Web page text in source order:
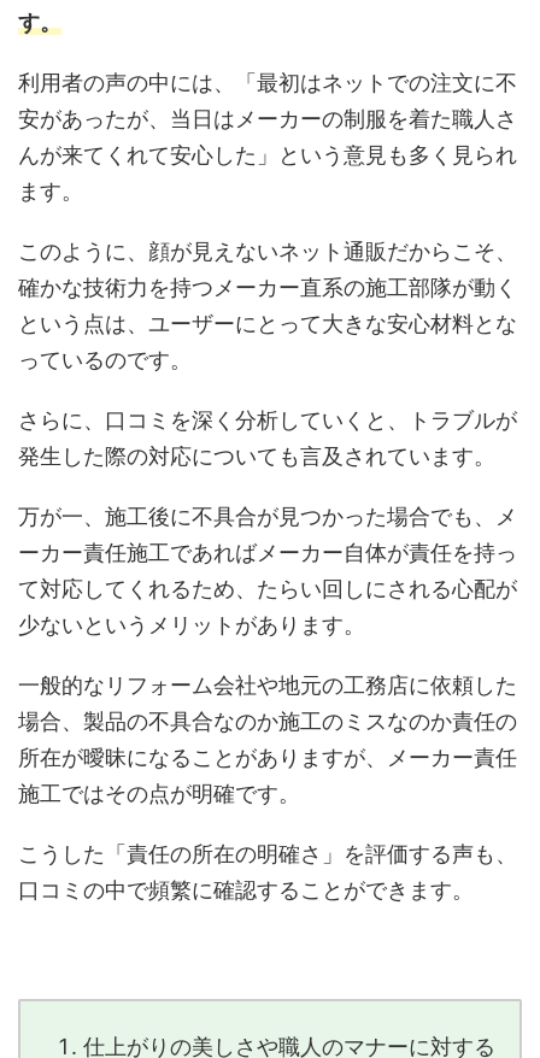
す。
利用者の声の中には、「最初はネットでの注文に不
安があったが、当日はメーカーの制服を着た職人さ
んが来てくれて安心した」という意見も多く見られ
ます。
このように、顔が見えないネット通販だからこそ、
確かな技術力を持つメーカー直系の施工部隊が動く
という点は、ユーザーにとって大きな安心材料とな
っているのです。
さらに、口コミを深く分析していくと、トラブルが
発生した際の対応についても言及されています。
万が一、施工後に不具合が見つかった場合でも、メ
ーカー責任施工であればメーカー自体が責任を持っ
て対応してくれるため、たらい回しにされる心配が
少ないというメリットがあります。
一般的なリフォーム会社や地元の工務店に依頼した
場合、製品の不具合なのか施工のミスなのか責任の
所在が曖昧になることがありますが、メーカー責任
施工ではその点が明確です。
こうした「責任の所在の明確さ」を評価する声も、
口コミの中で頻繁に確認することができます。
仕上がりの美しさや職人のマナーに対する